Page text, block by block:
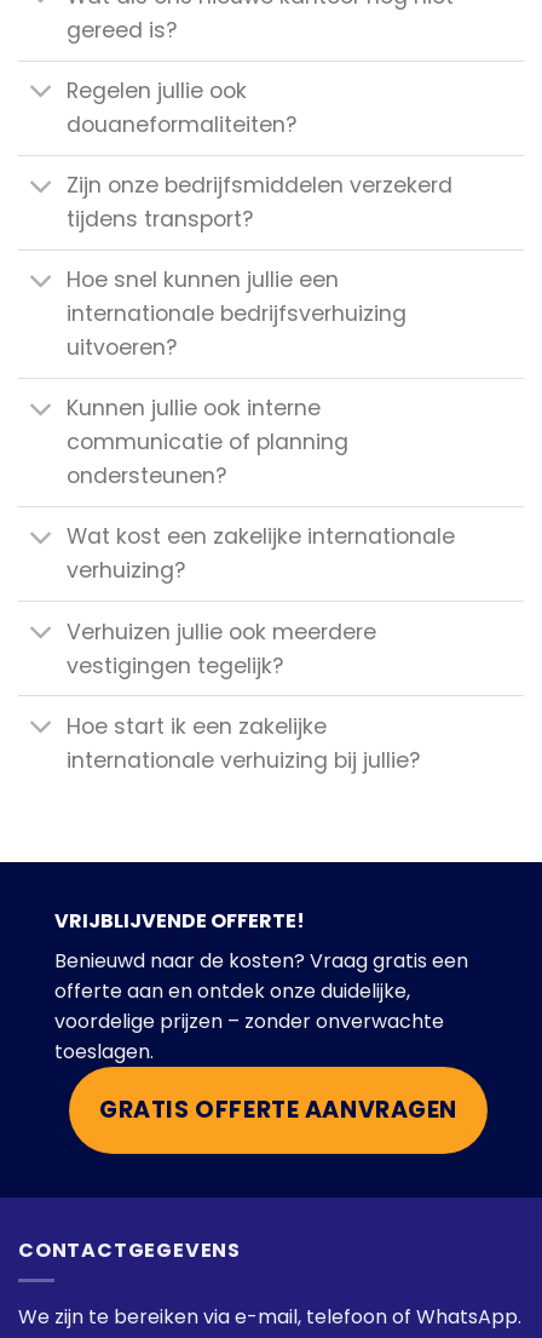
gereed is?
Regelen jullie ook
douaneformaliteiten?
Zijn onze bedrijfsmiddelen verzekerd
tijdens transport?
Hoe snel kunnen jullie een
internationale bedrijfsverhuizing
uitvoeren?
Kunnen jullie ook interne
communicatie of planning
ondersteunen?
Wat kost een zakelijke internationale
verhuizing?
Verhuizen jullie ook meerdere
vestigingen tegelijk?
Hoe start ik een zakelijke
internationale verhuizing bij jullie?
VRIJBLIJVENDE OFFERTE!
Benieuwd naar de kosten? Vraag gratis een
offerte aan en ontdek onze duidelijke,
voordelige prijzen – zonder onverwachte
toeslagen.
GRATIS OFFERTE AANVRAGEN
CONTACTGEGEVENS
We zijn te bereiken via e-mail, telefoon of WhatsApp.